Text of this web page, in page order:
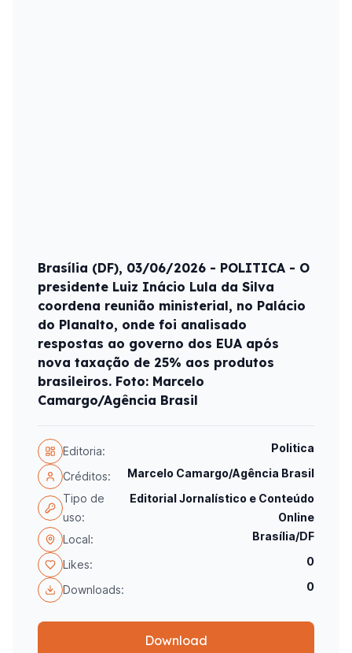
Brasília (DF), 03/06/2026 - POLITICA - O
presidente Luiz Inácio Lula da Silva
coordena reunião ministerial, no Palácio
do Planalto, onde foi analisado
respostas ao governo dos EUA após
nova taxação de 25% aos produtos
brasileiros. Foto: Marcelo
Camargo/Agência Brasil
Editoria: Politica
Créditos:
Marcelo Camargo/Agência Brasil
Tipo de
uso:
Editorial Jornalístico e Conteúdo
Online
Local:
Brasília/DF
Likes: 0
Downloads: 0
Download